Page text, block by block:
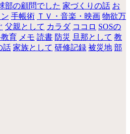
部の顧問でした 家づくりの話 お
手帳術 ＴＶ・音楽・映画 物欲万
父親として カラダ ココロ SOSの
育 メモ 読書 防災 旦那として 教
話 家族として 研修記録 被災地 部